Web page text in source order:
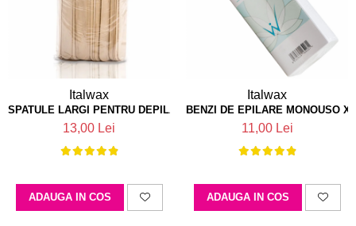
Pasta de Zahar
Produse Dupa Epilare
Produse Inainte de Epilare
Scrub pentru Corp
Tratamente pentru Par
Vopsea de Par
Italwax
SPATULE LARGI PENTRU DEPILARE X100 ITALWAX
13,00 Lei
ADAUGA IN COS
Italwax
BENZI DE EPILARE MONOUSO
11,00 Lei
ADAUGA IN COS